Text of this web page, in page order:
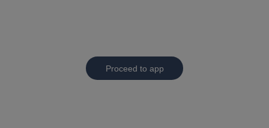
Proceed to app